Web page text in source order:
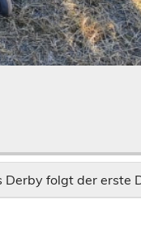
Derby folgt der erste